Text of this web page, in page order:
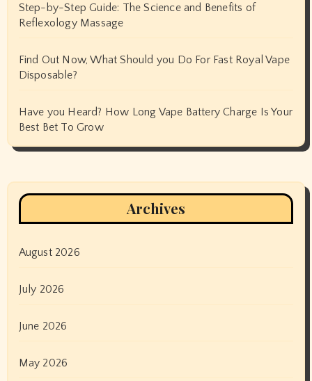
Step-by-Step Guide: The Science and Benefits of
Reflexology Massage
Find Out Now, What Should you Do For Fast Royal Vape
Disposable?
Have you Heard? How Long Vape Battery Charge Is Your
Best Bet To Grow
Archives
August 2026
July 2026
June 2026
May 2026